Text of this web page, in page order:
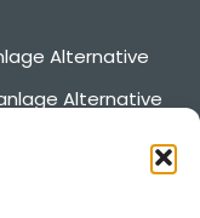
Alternative
Alternative